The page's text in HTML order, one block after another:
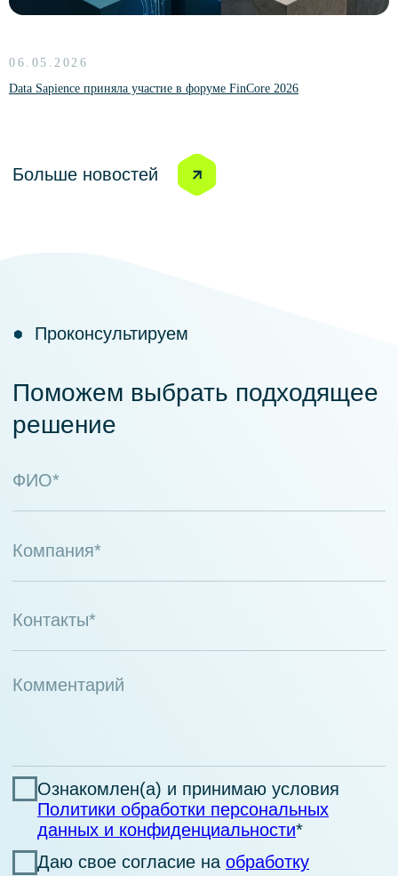
06.05.2026
Data Sapience приняла участие в форуме FinCore 2026